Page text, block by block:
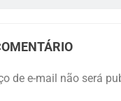
de e-mail não será